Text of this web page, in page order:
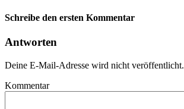
Schreibe den ersten Kommentar
Antworten
Deine E-Mail-Adresse wird nicht veröffentlicht.
Kommentar